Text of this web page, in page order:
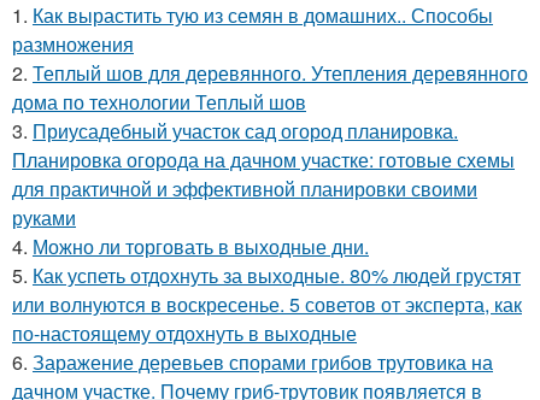
1. Как вырастить тую из семян в домашних.. Способы
размножения
2. Теплый шов для деревянного. Утепления деревянного
дома по технологии Теплый шов
3. Приусадебный участок сад огород планировка.
Планировка огорода на дачном участке: готовые схемы
для практичной и эффективной планировки своими
руками
4. Можно ли торговать в выходные дни.
5. Как успеть отдохнуть за выходные. 80% людей грустят
или волнуются в воскресенье. 5 советов от эксперта, как
по-настоящему отдохнуть в выходные
6. Заражение деревьев спорами грибов трутовика на
дачном участке. Почему гриб-трутовик появляется в